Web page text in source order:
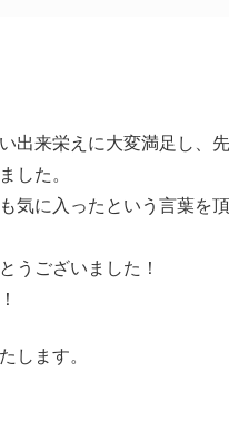
出来栄えに大変満足し、
した。
気に入ったという言葉を
うございました！
します。